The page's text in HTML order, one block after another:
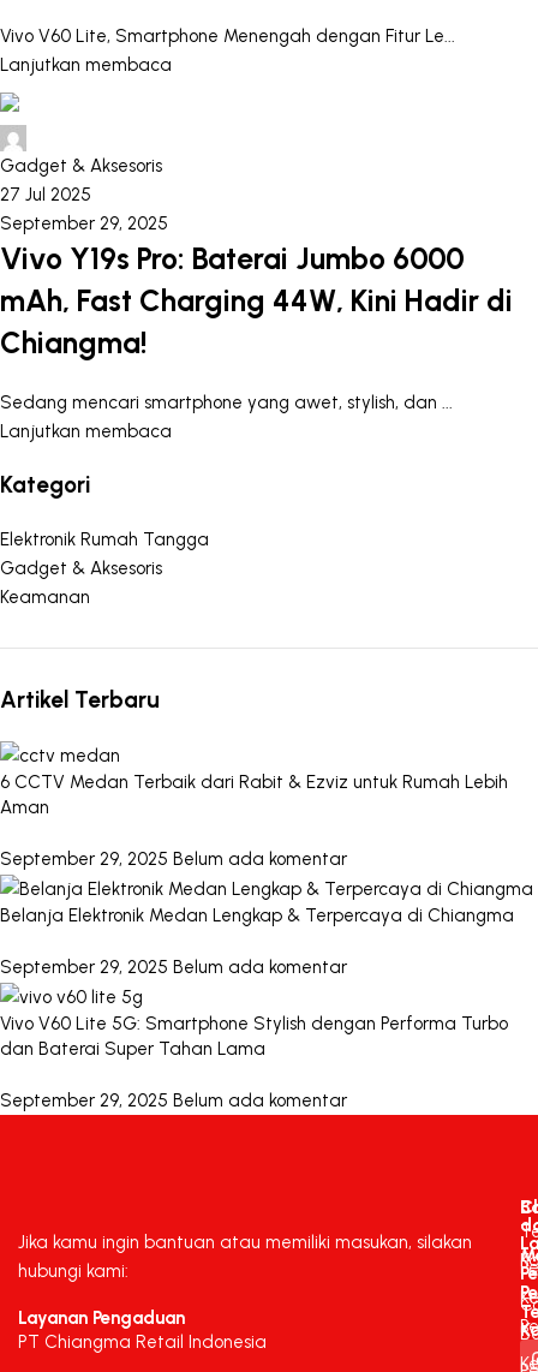
Vivo V60 Lite, Smartphone Menengah dengan Fitur Le...
Lanjutkan membaca
Gadget & Aksesoris
27 Jul 2025
September 29, 2025
Vivo Y19s Pro: Baterai Jumbo 6000
mAh, Fast Charging 44W, Kini Hadir di
Chiangma!
Sedang mencari smartphone yang awet, stylish, dan ...
Lanjutkan membaca
Kategori
Elektronik Rumah Tangga
Gadget & Aksesoris
Keamanan
Artikel Terbaru
6 CCTV Medan Terbaik dari Rabit & Ezviz untuk Rumah Lebih
Aman
September 29, 2025 Belum ada komentar
Belanja Elektronik Medan Lengkap & Terpercaya di Chiangma
September 29, 2025 Belum ada komentar
Vivo V60 Lite 5G: Smartphone Stylish dengan Performa Turbo
dan Baterai Super Tahan Lama
September 29, 2025 Belum ada komentar
Jika kamu ingin bantuan atau memiliki masukan, silakan
hubungi kami:
Layanan Pengaduan
PT Chiangma Retail Indonesia